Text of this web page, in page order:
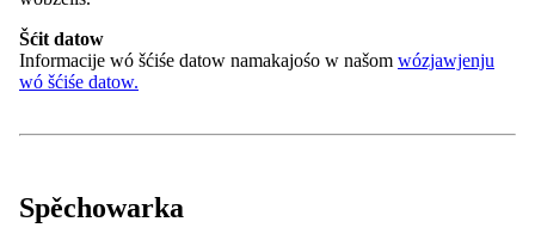
2021/2022
Zarědowanja
Casnikaŕstwo
Šćit datow
Informacije wó šćiśe datow namakajośo w našom wózjawjenju
wó šćiśe datow.
Spěchowarka